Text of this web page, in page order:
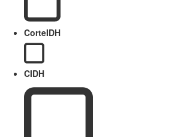
CorteIDH
CIDH